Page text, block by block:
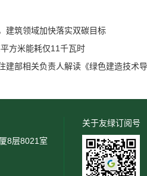
建筑领域加快落实双碳目标
方米能耗仅11千瓦时
部相关负责人解读《绿色建造技术导
8层8021室
关于友绿订阅号